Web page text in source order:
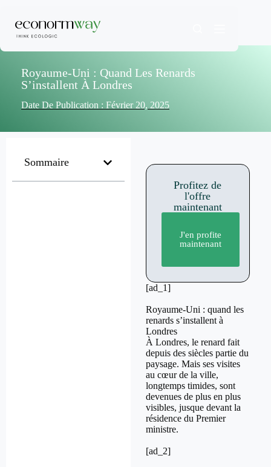
Royaume-Uni : Quand Les Renards
S’installent À Londres
Date De Publication : Février 20, 2025
Profitez de
l'offre
maintenant
J'en profite
maintenant
[ad_1]
Royaume-Uni : quand les
renards s’installent à
Londres
À Londres, le renard fait
depuis des siècles partie du
paysage. Mais ses visites
au cœur de la ville,
longtemps timides, sont
devenues de plus en plus
visibles, jusque devant la
résidence du Premier
ministre.
[ad_2]
Sommaire